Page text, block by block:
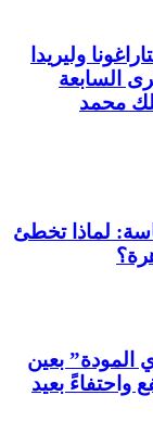
وليريدا
السابعة
محمد
لماذا تخطئ
المودة” بعين
واحتفاءً بعيد